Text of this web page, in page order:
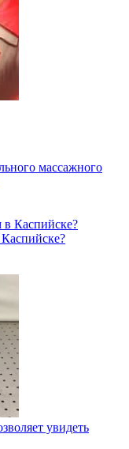
массажного
увидеть